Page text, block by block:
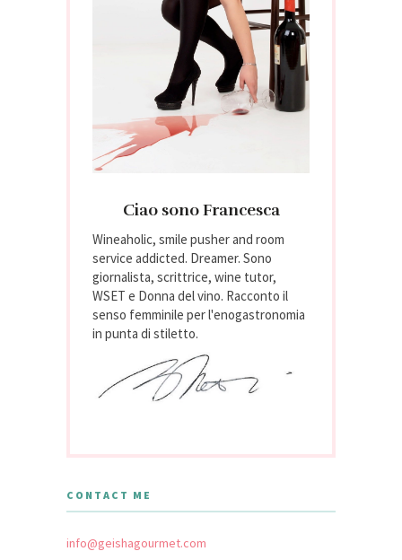
Ciao sono Francesca
Wineaholic, smile pusher and room
service addicted. Dreamer. Sono
giornalista, scrittrice, wine tutor,
WSET e Donna del vino. Racconto il
senso femminile per l'enogastronomia
in punta di stiletto.
CONTACT ME
info@geishagourmet.com